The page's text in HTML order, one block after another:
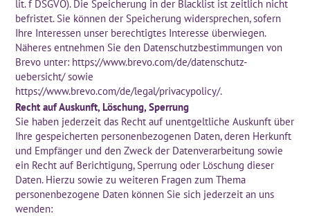
lit. f DSGVO). Die Speicherung in der Blacklist ist zeitlich nicht
befristet. Sie können der Speicherung widersprechen, sofern
Ihre Interessen unser berechtigtes Interesse überwiegen.
Näheres entnehmen Sie den Datenschutzbestimmungen von
Brevo unter: https://www.brevo.com/de/datenschutz-
uebersicht/sowie
https://www.brevo.com/de/legal/privacypolicy/.
Recht auf Auskunft, Löschung, Sperrung
Sie haben jederzeit das Recht auf unentgeltliche Auskunft über
Ihre gespeicherten personenbezogenen Daten, deren Herkunft
und Empfänger und den Zweck der Datenverarbeitung sowie
ein Recht auf Berichtigung, Sperrung oder Löschung dieser
Daten. Hierzu sowie zu weiteren Fragen zum Thema
personenbezogene Daten können Sie sich jederzeit an uns
wenden: